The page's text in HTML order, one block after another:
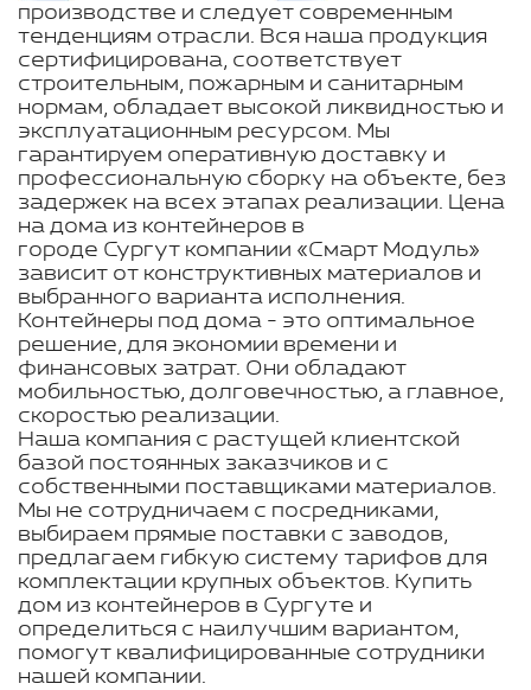
производстве и следует современным
тенденциям отрасли. Вся наша продукция
сертифицирована, соответствует
строительным, пожарным и санитарным
нормам, обладает высокой ликвидностью и
эксплуатационным ресурсом. Мы
гарантируем оперативную доставку и
профессиональную сборку на объекте, без
задержек на всех этапах реализации. Цена
на дома из контейнеров в
городе Сургут компании «Смарт Модуль»
зависит от конструктивных материалов и
выбранного варианта исполнения.
Контейнеры под дома - это оптимальное
решение, для экономии времени и
финансовых затрат. Они обладают
мобильностью, долговечностью, а главное,
скоростью реализации.
Наша компания с растущей клиентской
базой постоянных заказчиков и с
собственными поставщиками материалов.
Мы не сотрудничаем с посредниками,
выбираем прямые поставки с заводов,
предлагаем гибкую систему тарифов для
комплектации крупных объектов. Купить
дом из контейнеров в Сургуте и
определиться с наилучшим вариантом,
помогут квалифицированные сотрудники
нашей компании.